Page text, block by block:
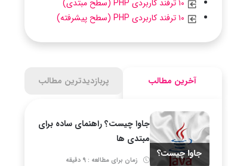
آخرین مطالب پربازدیدترین مطالب
جاوا چیست؟ راهنمای ساده برای
مبتدی ها
زمان برای مطالعه : 9 دقیقه